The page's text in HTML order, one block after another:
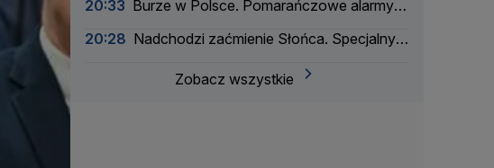
20:33 Burze w Polsce. Pomarańczowe alarmy w
20:28 Nadchodzi zaćmienie Słońca. Specjalny
Zobacz wszystkie